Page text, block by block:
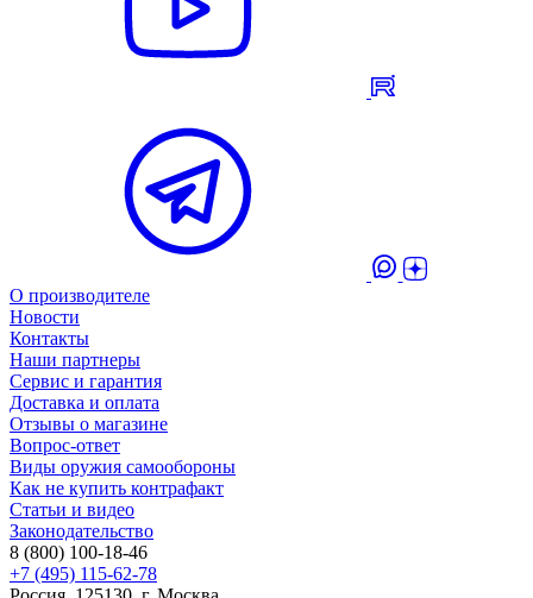
О производителе
Новости
Контакты
Наши партнеры
Сервис и гарантия
Доставка и оплата
Отзывы о магазине
Вопрос-ответ
Виды оружия самообороны
Как не купить контрафакт
Статьи и видео
Законодательство
8 (800) 100-18-46
+7 (495) 115-62-78